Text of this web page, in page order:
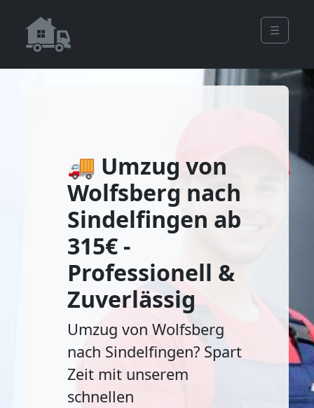
☰
🚚 Umzug von
Wolfsberg nach
Sindelfingen ab
315€ -
Professionell &
Zuverlässig
Umzug von Wolfsberg
nach Sindelfingen? Spart
Zeit mit unserem
schnellen